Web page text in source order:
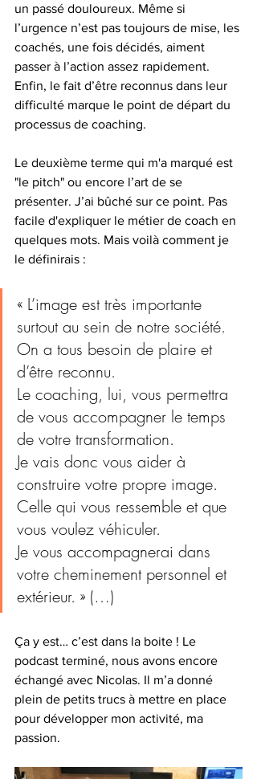
un passé douloureux. Même si
l’urgence n’est pas toujours de mise, les
coachés, une fois décidés, aiment
passer à l’action assez rapidement.
Enfin, le fait d’être reconnus dans leur
difficulté marque le point de départ du
processus de coaching.
Le deuxième terme qui m'a marqué est
"le pitch" ou encore l’art de se
présenter. J’ai bûché sur ce point. Pas
facile d'expliquer le métier de coach en
quelques mots. Mais voilà comment je
le définirais :
« L’image est très importante
surtout au sein de notre société.
On a tous besoin de plaire et
d’être reconnu.
Le coaching, lui, vous permettra
de vous accompagner le temps
de votre transformation.
Je vais donc vous aider à
construire votre propre image.
Celle qui vous ressemble et que
vous voulez véhiculer.
Je vous accompagnerai dans
votre cheminement personnel et
extérieur. » (…)
Ça y est… c’est dans la boite ! Le
podcast terminé, nous avons encore
échangé avec Nicolas. Il m’a donné
plein de petits trucs à mettre en place
pour développer mon activité, ma
passion.